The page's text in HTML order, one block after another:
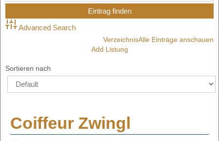
Advanced Search
VerzeichnisAlle Einträge anschauen
Add Listung
Sortieren nach
Coiffeur Zwingl